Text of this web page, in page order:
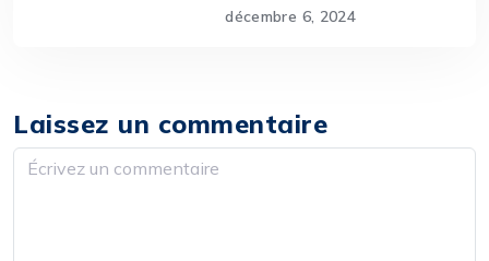
décembre 6, 2024
Laissez un commentaire